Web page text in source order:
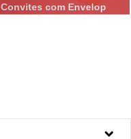
Convites com Envelop